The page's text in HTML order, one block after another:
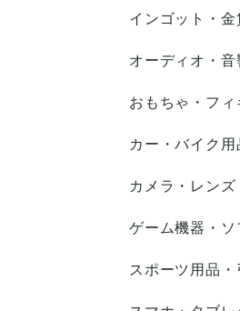
インゴット・金
オーディオ・音
おもちゃ・フィ
カー・バイク用
カメラ・レンズ
ゲーム機器・ソ
スポーツ用品・